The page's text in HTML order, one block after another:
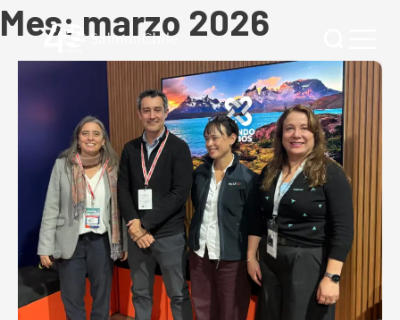
Mes: marzo 2026